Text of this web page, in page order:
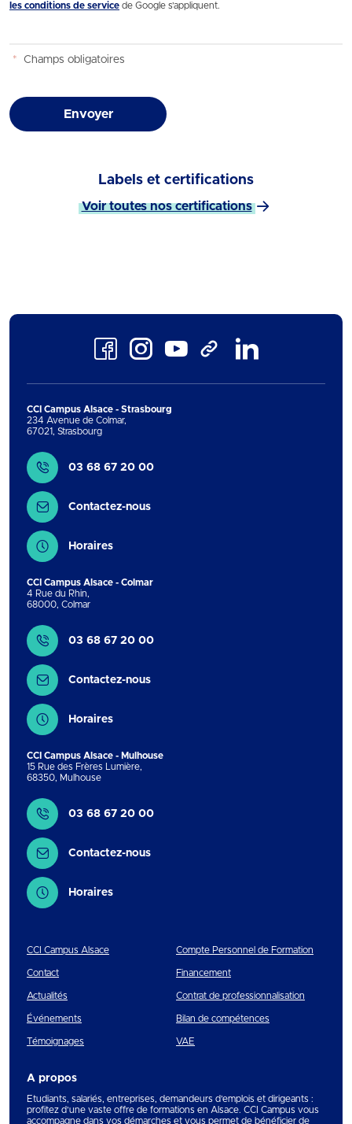
les conditions de service de Google s’appliquent.
* Champs obligatoires
Envoyer
Labels et certifications
Voir toutes nos certifications
FacebookInstagramYoutube TikTok
CCI Campus Alsace - Strasbourg
234 Avenue de Colmar,
67021, Strasbourg
Contact
03 68 67 20 00
Contactez-nous
Horaires
CCI Campus Alsace - Colmar
4 Rue du Rhin,
68000, Colmar
Contact
03 68 67 20 00
Contactez-nous
Horaires
CCI Campus Alsace - Mulhouse
15 Rue des Frères Lumière,
68350, Mulhouse
Contact
03 68 67 20 00
Contactez-nous
Horaires
CCI Campus Alsace
Contact
Actualités
Événements
Témoignages
Compte Personnel de Formation
Financement
Contrat de professionnalisation
Bilan de compétences
VAE
A propos
Etudiants, salariés, entreprises, demandeurs d’emplois et dirigeants :
profitez d’une vaste offre de formations en Alsace. CCI Campus vous
accompagne dans vos démarches et vous permet de bénéficier de